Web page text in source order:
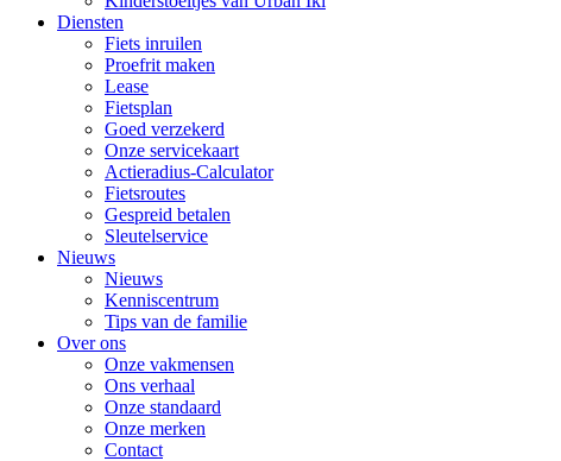
Diensten
Fiets inruilen
Proefrit maken
Lease
Fietsplan
Goed verzekerd
Onze servicekaart
Actieradius-Calculator
Fietsroutes
Gespreid betalen
Sleutelservice
Nieuws
Nieuws
Kenniscentrum
Tips van de familie
Over ons
Onze vakmensen
Ons verhaal
Onze standaard
Onze merken
Contact